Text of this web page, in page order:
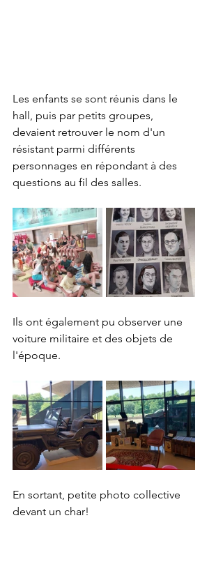
Les enfants se sont réunis dans le
hall, puis par petits groupes,
devaient retrouver le nom d'un
résistant parmi différents
personnages en répondant à des
questions au fil des salles.
Ils ont également pu observer une
voiture militaire et des objets de
l'époque.
En sortant, petite photo collective
devant un char!